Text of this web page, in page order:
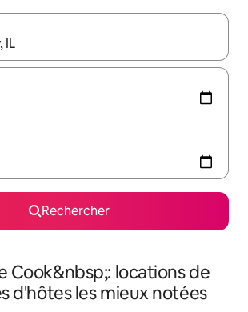
s'affichent, utilisez les flèches vers le
Rechercher
Cook&nbsp;: locations de
d'hôtes les mieux notées